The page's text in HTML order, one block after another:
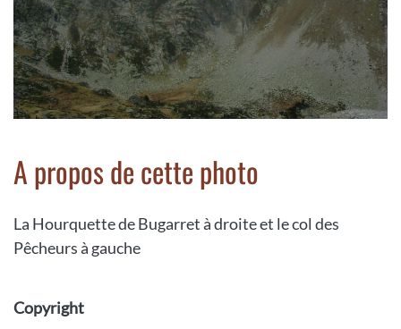
A propos de cette photo
La Hourquette de Bugarret à droite et le col des
Pêcheurs à gauche
Copyright